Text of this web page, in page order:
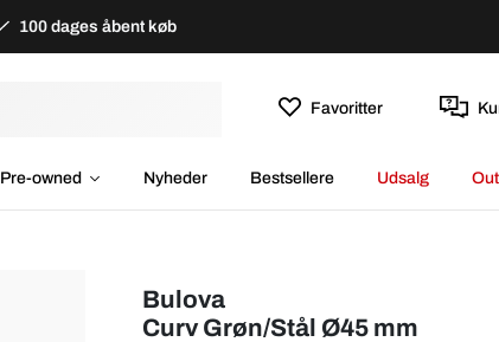
100 dages åbent køb
Favoritter
Pre-owned Nyheder Bestsellere Udsalg
Bulova
Curv Grøn/Stål Ø45 mm